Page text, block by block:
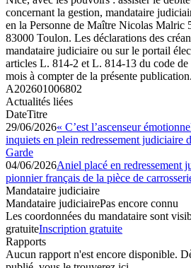
concernant la gestion, mandataire
en la Personne de Maître Nicolas Malric
83000 Toulon. Les déclarations des
mandataire judiciaire ou sur le portail
articles L. 814-2 et L. 814-13 du code de
mois à compter de la présente publication.
A202601006802
Actualités liées
DateTitre
29/06/2026« C’est l’ascenseur
inquiets en plein redressement judiciaire
Garde
04/06/2026Aniel placé en redressement
pionnier français de la pièce de
Mandataire judiciaire
Mandataire judiciairePas encore connu
Les coordonnées du mandataire sont
gratuiteInscription gratuite
Rapports
Aucun rapport n'est encore disponible.